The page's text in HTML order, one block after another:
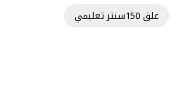
غلق 150سنتر تعليمي